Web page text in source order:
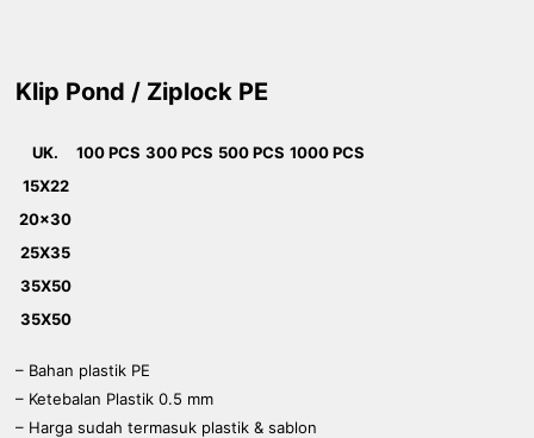
Klip Pond / Ziplock PE
UK. 100 PCS 300 PCS 500 PCS 1000 PCS
15X22
20x30
25X35
35X50
35X50
– Bahan plastik PE
– Ketebalan Plastik 0.5 mm
– Harga sudah termasuk plastik & sablon